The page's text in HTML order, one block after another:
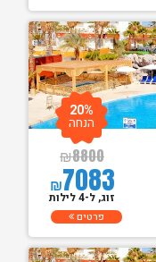
₪8800
₪7083
20%
הנחה
זוג, ל-4 לילות
פרטים